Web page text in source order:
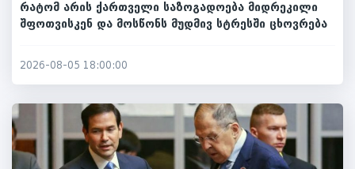
რატომ არის ქართველი საზოგადოება მიდრეკილი
შფოთვისკენ და მოსწონს მუდმივ სტრესში ცხოვრება
2026-08-05 18:00:00